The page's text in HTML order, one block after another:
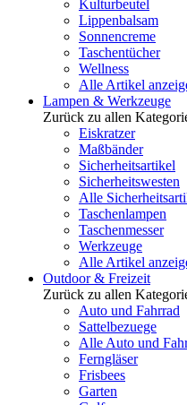
Kulturbeutel
Lippenbalsam
Sonnencreme
Taschentücher
Wellness
Alle Artikel
Lampen & Werkzeuge
Zurück zu allen
Eiskratzer
Maßbänder
Sicherheitsartikel
Sicherheitswesten
Alle
Taschenlampen
Taschenmesser
Werkzeuge
Alle Artikel
Outdoor & Freizeit
Zurück zu allen
Auto und Fahrrad
Sattelbezuege
Alle Auto und
Ferngläser
Frisbees
Garten